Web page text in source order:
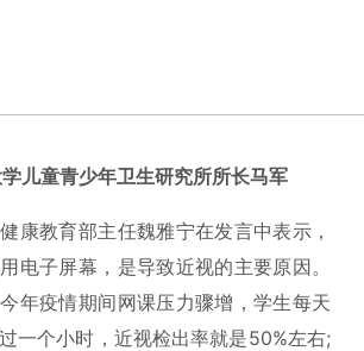
儿童青少年卫生研究所所长马军
康教育部主任魏雅宁在发言中表示，
电子屏幕，是导致近视的主要原因。
年疫情期间网课压力骤增，学生每天
一个小时，近视检出率就是50%左右;